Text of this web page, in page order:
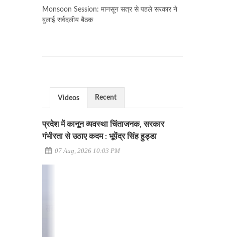
Monsoon Session: मानसून सत्र से पहले सरकार ने
बुलाई सर्वदलीय बैठक
Videos Recent
प्रदेश में कानून व्यवस्था चिंताजनक, सरकार
गंभीरता से उठाए कदम : भूपेंद्र सिंह हुड्डा
07 Aug, 2026 10:03 PM